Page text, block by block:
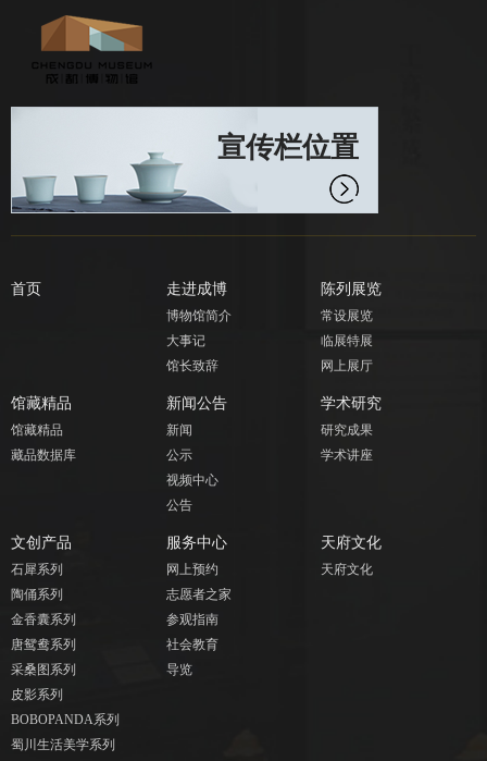
宣传栏位置
首页 走进成博
博物馆简介
大事记
馆长致辞
陈列展览
常设展览
临展特展
网上展厅
馆藏精品
馆藏精品
藏品数据库
新闻公告
新闻
公示
视频中心
公告
学术研究
研究成果
学术讲座
文创产品
石犀系列
陶俑系列
金香囊系列
唐鸳鸯系列
采桑图系列
皮影系列
BOBOPANDA系列
蜀川生活美学系列
服务中心
网上预约
志愿者之家
参观指南
社会教育
导览
天府文化
天府文化